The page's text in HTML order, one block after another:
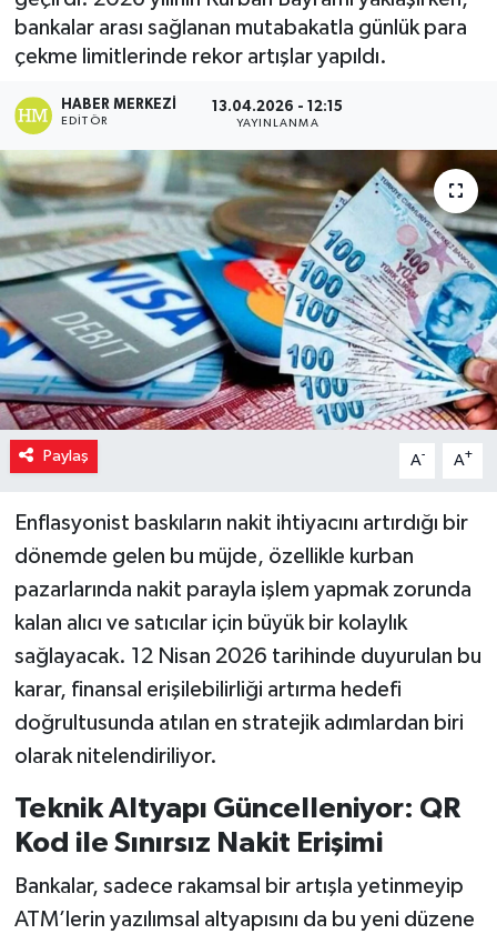
bankalar arası sağlanan mutabakatla günlük para
çekme limitlerinde rekor artışlar yapıldı.
HABER MERKEZI
EDITÖR
13.04.2026 - 12:15
YAYINLANMA
Paylaş A- A+
Enflasyonist baskıların nakit ihtiyacını artırdığı bir
dönemde gelen bu müjde, özellikle kurban
pazarlarında nakit parayla işlem yapmak zorunda
kalan alıcı ve satıcılar için büyük bir kolaylık
sağlayacak. 12 Nisan 2026 tarihinde duyurulan bu
karar, finansal erişilebilirliği artırma hedefi
doğrultusunda atılan en stratejik adımlardan biri
olarak nitelendiriliyor.
Teknik Altyapı Güncelleniyor: QR
Kod ile Sınırsız Nakit Erişimi
Bankalar, sadece rakamsal bir artışla yetinmeyip
ATM’lerin yazılımsal altyapısını da bu yeni düzene